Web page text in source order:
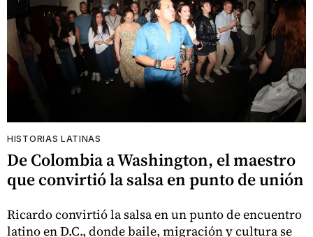
HISTORIAS LATINAS
De Colombia a Washington, el maestro
que convirtió la salsa en punto de unión
Ricardo convirtió la salsa en un punto de encuentro
latino en D.C., donde baile, migración y cultura se